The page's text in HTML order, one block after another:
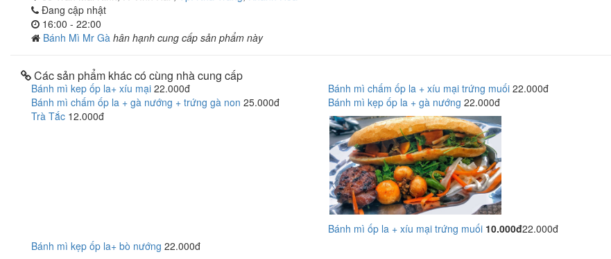
Đang cập nhật
16:00 - 22:00
Bánh Mì Mr Gà hân hạnh cung cấp sản phẩm này
Các sản phẩm khác có cùng nhà cung cấp
Bánh mì kep ốp la+ xíu mại 22.000đ Bánh mì chấm ốp la + xíu mại trứng muối 22.000đ
Bánh mì chấm ốp la + gà nướng + trứng gà non 25.000đ Bánh mì kẹp ốp la + gà nướng 22.000đ
Trà Tắc 12.000đ
Bánh mì ốp la + xíu mại trứng muối 10.000đ22.000đ
Bánh mì kẹp ốp la+ bò nướng 22.000đ